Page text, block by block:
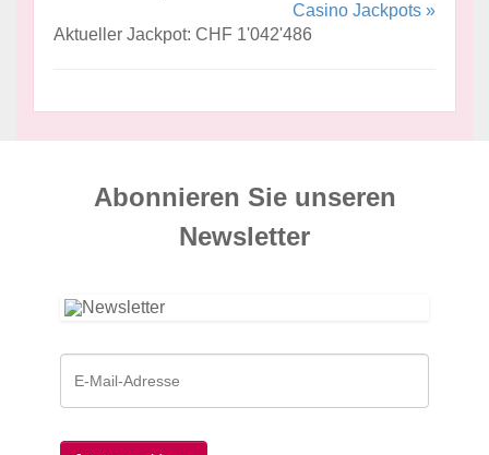
Casino Jackpots »
Aktueller Jackpot: CHF 1'042'486
Abonnieren Sie unseren
News­letter